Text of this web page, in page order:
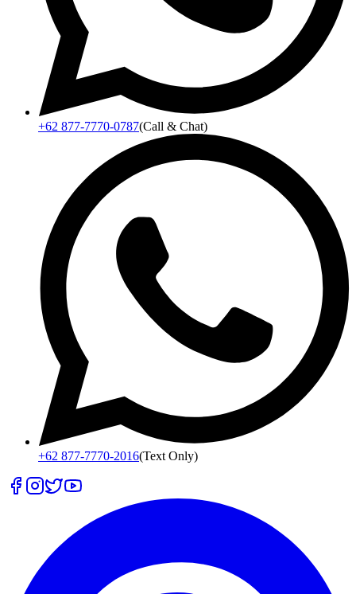
+62 877-7770-0787(Call & Chat)
+62 877-7770-2016(Text Only)